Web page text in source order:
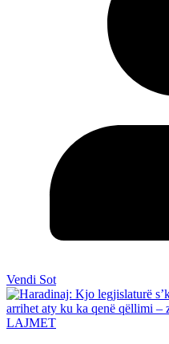
Vendi Sot
LAJMET